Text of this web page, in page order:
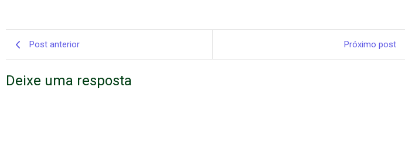
Post anterior Próximo post
Deixe uma resposta